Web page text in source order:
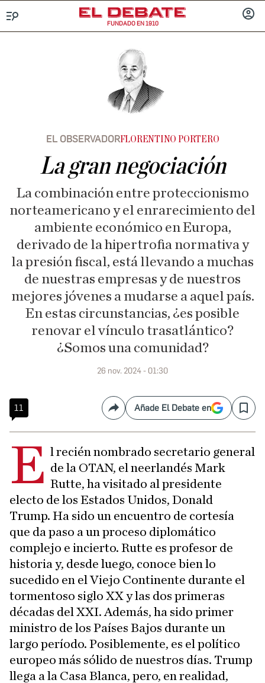
FUNDADO EN 1910
EL OBSERVADORFLORENTINO PORTERO
La gran negociación
La combinación entre proteccionismo
norteamericano y el enrarecimiento del
ambiente económico en Europa,
derivado de la hipertrofia normativa y
la presión fiscal, está llevando a muchas
de nuestras empresas y de nuestros
mejores jóvenes a mudarse a aquel país.
En estas circunstancias, ¿es posible
renovar el vínculo trasatlántico?
¿Somos una comunidad?
26 nov. 2024 - 01:30
11 CompartirAñade El Debate en Save
E l recién nombrado secretario general
de la OTAN, el neerlandés Mark
Rutte, ha visitado al presidente
electo de los Estados Unidos, Donald
Trump. Ha sido un encuentro de cortesía
que da paso a un proceso diplomático
complejo e incierto. Rutte es profesor de
historia y, desde luego, conoce bien lo
sucedido en el Viejo Continente durante el
tormentoso siglo XX y las dos primeras
décadas del XXI. Además, ha sido primer
ministro de los Países Bajos durante un
largo período. Posiblemente, es el político
europeo más sólido de nuestros días. Trump
llega a la Casa Blanca, pero, en realidad,